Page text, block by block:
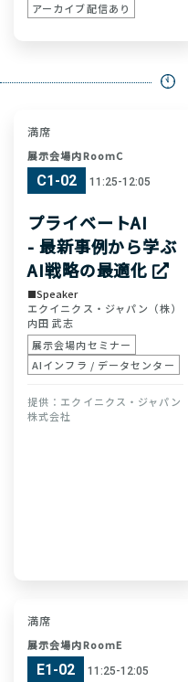
アーカイブ配信あり
満席
展示会場内RoomC
C1-02 11:25-12:05
プライベートAI
- 最新事例から学ぶ
AI戦略の最適化
Speaker
エクイニクス・ジャパン（株）
内田 武志
展示会場内セミナー
AIインフラ / データセンター
エクイニクス・ジャパン
株式会社
満席
展示会場内RoomE
E1-02 11:25-12:05